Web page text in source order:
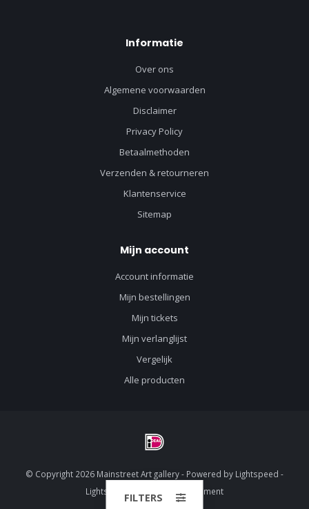
Informatie
Over ons
Algemene voorwaarden
Disclaimer
Privacy Policy
Betaalmethoden
Verzenden & retourneren
Klantenservice
Sitemap
Mijn account
Account informatie
Mijn bestellingen
Mijn tickets
Mijn verlanglijst
Vergelijk
Alle producten
© Copyright 2026 Mainstreet Art gallery - Powered by Lightspeed -
Lightspeed design
Dyvelopment
FILTERS